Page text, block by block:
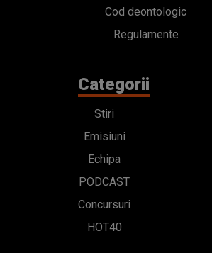
Cod deontologic
Regulamente
Categorii
Stiri
Emisiuni
Echipa
PODCAST
Concursuri
HOT40